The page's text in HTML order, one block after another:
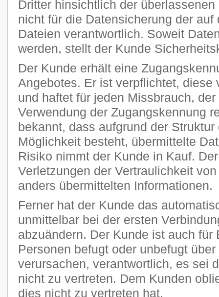
Dritter hinsichtlich der
nicht für die Datensicherung der
Dateien verantwortlich. Soweit
werden, stellt der Kunde
Der Kunde erhält eine
Angebotes. Er ist verpflichtet, diese
und haftet für jeden Missbrauch,
Verwendung der Zugangskennung
bekannt, dass aufgrund der
Möglichkeit besteht, übermittelte
Risiko nimmt der Kunde in Kauf.
Verletzungen der Vertraulichkeit
anders übermittelten Informationen.
Ferner hat der Kunde das
unmittelbar bei der ersten
abzuändern. Der Kunde ist auch für
Personen befugt oder unbefugt
verursachen, verantwortlich, es sei
nicht zu vertreten. Dem Kunden
dies nicht zu vertreten hat.